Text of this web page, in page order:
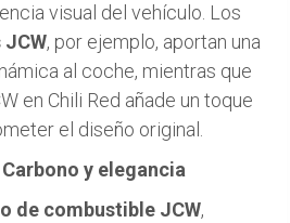
visual del vehículo. Los
, por ejemplo, aportan una
al coche, mientras que
en Chili Red añade un toque
el diseño original.
y elegancia
de combustible JCW,